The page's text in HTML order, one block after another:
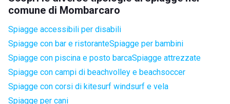
comune di Mombarcaro
Spiagge accessibili per disabili
Spiagge con bar e ristoranteSpiagge per bambini
Spiagge con piscina e posto barcaSpiagge attrezzate
Spiagge con campi di beachvolley e beachsoccer
Spiagge con corsi di kitesurf windsurf e vela
Spiagge per cani